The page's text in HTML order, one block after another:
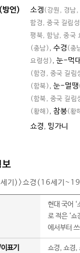
방언)
소겡(강원, 경남,
함경, 중국 길림
평북, 함남, 중국
(충남) , 수경 (충
요령성) , 눈-먹대
(함경, 중국 길림
(함북) , 눈-멀땡
(함북, 중국 길림
(황해) , 참붕(황
쇼, 가니
보
기)>쇼경(16세기
현대 국어 ‘
로 적은 ‘쇼
에서부터
표기 쇼, 쇼경,